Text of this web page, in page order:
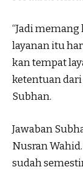
“Jadi
layanan itu
kan tempat
ketentuan dari
Subhan.
Jawaban
Nusran
sudah